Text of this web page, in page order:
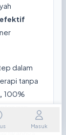
dalam
tanpa
100%
2 hari
Masuk